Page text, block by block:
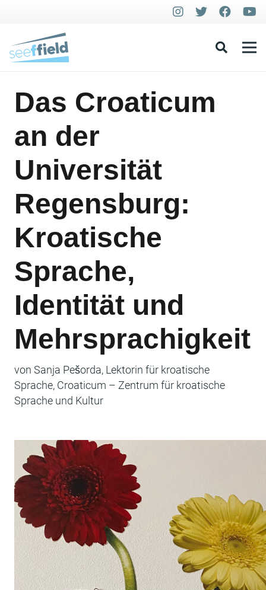
Das Croaticum
an der
Universität
Regensburg:
Kroatische
Sprache,
Identität und
Mehrsprachigkeit
von Sanja Pešorda, Lektorin für kroatische
Sprache, Croaticum – Zentrum für kroatische
Sprache und Kultur